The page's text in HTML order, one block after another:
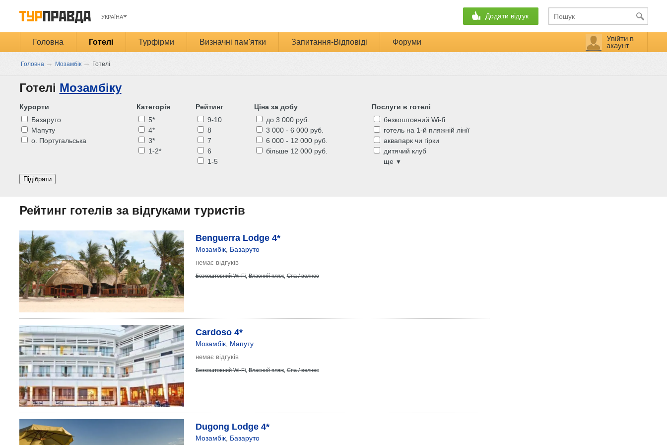
УКРАЇНА Додати відгук
Головна Готелі Турфірми Визначні пам'ятки Запитання-Відповіді Форуми
Увійти в
акаунт
Головна → Мозамбік → Готелі
Готелі Мозамбіку
Курорти
Базаруто
Мапуту
о. Португальська
Категорія
5*
4*
3*
1-2*
Рейтинг
9-10
8
7
6
1-5
Ціна за добу
до 3 000 руб.
3 000 - 6 000 руб.
6 000 - 12 000 руб.
більше 12 000 руб.
Послуги в готелі
безкоштовний Wi-fi
готель на 1-й пляжній лінії
аквапарк чи гірки
дитячий клуб
ще ▼
Підібрати
Рейтинг готелів за відгуками туристів
Benguerra Lodge 4*
Мозамбік, Базаруто
немає відгуків
Безкоштовний Wi-Fi, Власний пляж, Спа / велнес
Cardoso 4*
Мозамбік, Мапуту
немає відгуків
Безкоштовний Wi-Fi, Власний пляж, Спа / велнес
Dugong Lodge 4*
Мозамбік, Базаруто